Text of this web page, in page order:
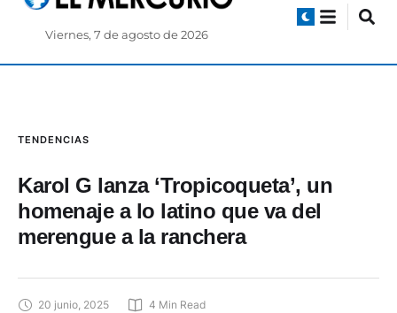
Viernes, 7 de agosto de 2026
TENDENCIAS
Karol G lanza ‘Tropicoqueta’, un
homenaje a lo latino que va del
merengue a la ranchera
20 junio, 2025 4 Min Read